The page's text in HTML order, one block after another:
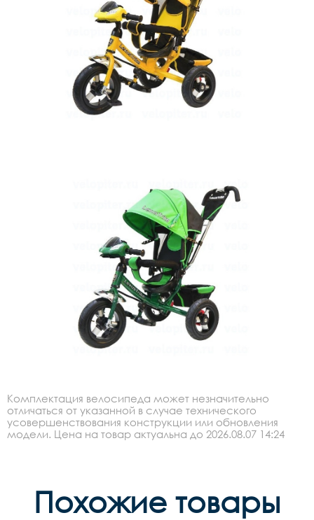
Комплектация велосипеда может незначительно
отличаться от указанной в случае технического
усовершенствования конструкции или обновления
модели. Цена на товар актуальна до 2026.08.07 14:24
Похожие товары